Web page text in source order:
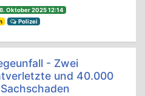
Oktober 2025 12:14
Polizei
- Zwei
und 40.000